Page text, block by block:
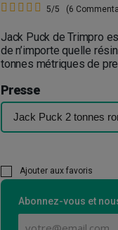
5/5 (6
Jack Puck de Trimpro
de n’importe quelle
tonnes métriques de
Presse
Ajouter aux favoris
Abonnez-vous et